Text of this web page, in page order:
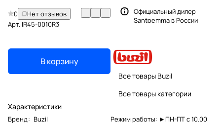
0
Нет отзывов
Арт. IR45-0010R3
В корзину
Характеристики
Бренд: Buzil
Официальный дилер
Santoemma в России
Все товары Buzil
Все товары категории
Режим работы: ►ПН-ПТ с 10.00